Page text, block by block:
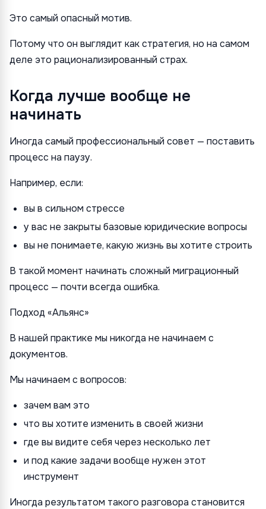
Это самый опасный мотив.
Потому что он выглядит как стратегия, но на самом
деле это рационализированный страх.
Когда лучше вообще не
начинать
Иногда самый профессиональный совет — поставить
процесс на паузу.
Например, если:
вы в сильном стрессе
у вас не закрыты базовые юридические вопросы
вы не понимаете, какую жизнь вы хотите строить
В такой момент начинать сложный миграционный
процесс — почти всегда ошибка.
Подход «Альянс»
В нашей практике мы никогда не начинаем с
документов.
Мы начинаем с вопросов:
зачем вам это
что вы хотите изменить в своей жизни
где вы видите себя через несколько лет
и под какие задачи вообще нужен этот
инструмент
Иногда результатом такого разговора становится